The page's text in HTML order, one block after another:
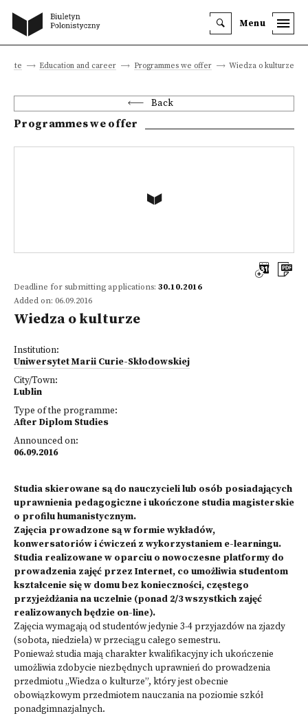
Menu
site Education and career Programmes we offer Wiedza o kulturze
Back
Programmes we offer
Deadline for submitting applications: 30.10.2016
Added on: 06.09.2016
Wiedza o kulturze
Institution:
Uniwersytet Marii Curie-Skłodowskiej
City/Town:
Lublin
Type of the programme:
After Diplom Studies
Announced on:
06.09.2016
Studia skierowane są do nauczycieli lub osób posiadających
uprawnienia pedagogiczne i ukończone studia magisterskie
o profilu humanistycznym.
Zajęcia prowadzone są w formie wykładów,
konwersatoriów i ćwiczeń z wykorzystaniem e-learningu.
Studia realizowane w oparciu o nowoczesne platformy do
prowadzenia zajęć przez Internet, co umożliwia studentom
kształcenie się w domu bez konieczności, częstego
przyjeżdżania na uczelnie (ponad 2/3 wszystkich zajęć
realizowanych będzie on-line).
Zajęcia wymagają od studentów jedynie 3-4 przyjazdów na zjazdy
(sobota, niedziela) w przeciągu całego semestru.
Ponieważ studia mają charakter kwalifikacyjny ich ukończenie
umożliwia zdobycie niezbędnych uprawnień do prowadzenia
przedmiotu „Wiedza o kulturze”, który jest obecnie
obowiązkowym przedmiotem nauczania na poziomie szkół
ponadgimnazjalnych.